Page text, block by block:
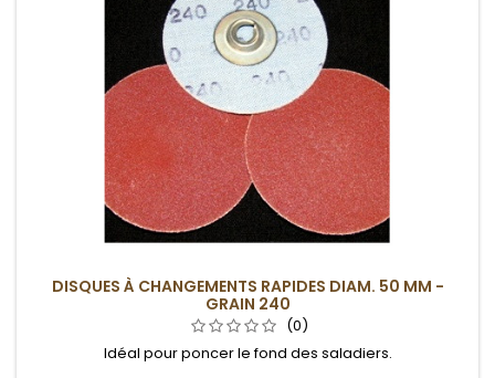
DISQUES À CHANGEMENTS RAPIDES DIAM. 50 MM -
GRAIN 240
(0)
Idéal pour poncer le fond des saladiers.